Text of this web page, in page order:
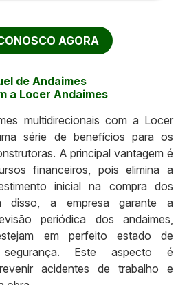
AGORA
de Andaimes
a Locer Andaimes
multidirecionais com a Locer
série de benefícios para os
A principal vantagem é
financeiros, pois elimina a
inicial na compra dos
disso, a empresa garante a
periódica dos andaimes,
em perfeito estado de
Este aspecto é
acidentes de trabalho e